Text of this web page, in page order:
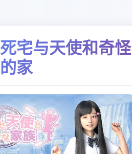
死宅与天使和奇怪
的家